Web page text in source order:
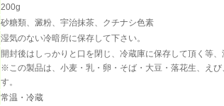
200g
砂糖類、澱粉、宇治抹茶、クチナシ色素
湿気のない冷暗所に保存して下さい。
開封後はしっかりと口を閉じ、冷蔵庫に保存して頂く等、
※この製品は、小麦・乳・卵・そば・大豆・落花生、え
す。
常温・冷蔵